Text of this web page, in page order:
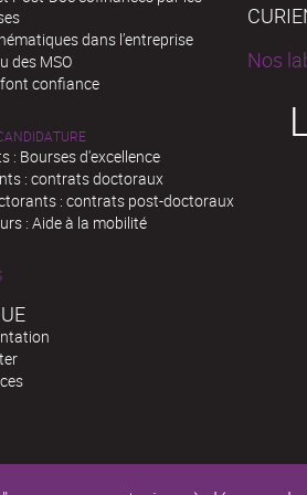
dans l’entreprise
des MSO
confiance
: Bourses d'excellence
: contrats doctoraux
: contrats post-doctoraux
: Aide à la mobilité
Nos